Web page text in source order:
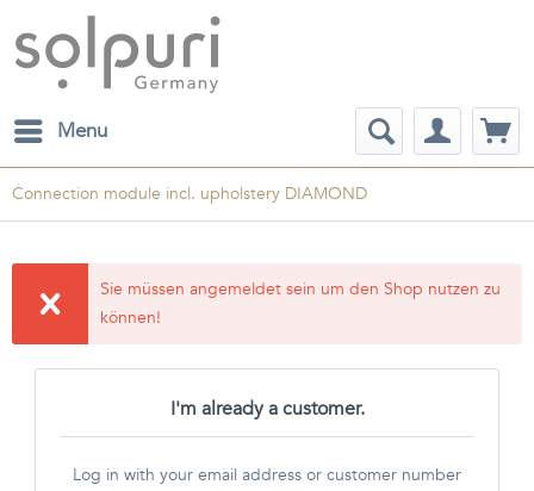
Menu
Connection module incl. upholstery DIAMOND
Sie müssen angemeldet sein um den Shop nutzen zu
können!
I'm already a customer.
Log in with your email address or customer number